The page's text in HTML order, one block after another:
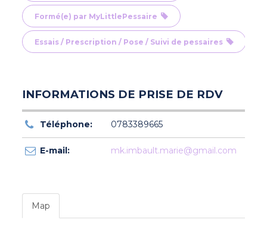
Formé(e) par MyLittlePessaire
Essais / Prescription / Pose / Suivi de pessaires
INFORMATIONS DE PRISE DE RDV
Téléphone: 0783389665
E-mail: mk.imbault.marie@gmail.com
Map